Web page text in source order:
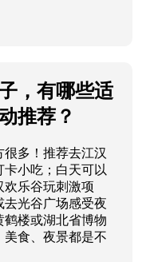
，有哪些适
推荐？
多！推荐去江汉
小吃；白天可以
欢乐谷玩刺激项
去光谷广场感受夜
楼或湖北省博物
食、夜景都是不